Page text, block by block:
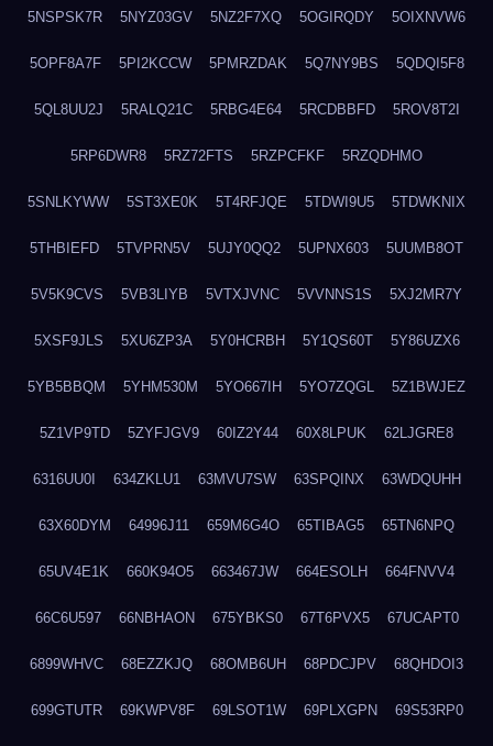
5NSPSK7R 5NYZ03GV 5NZ2F7XQ 5OGIRQDY 5OIXNVW6
5OPF8A7F 5PI2KCCW 5PMRZDAK 5Q7NY9BS 5QDQI5F8
5QL8UU2J 5RALQ21C 5RBG4E64 5RCDBBFD 5ROV8T2I
5RP6DWR8 5RZ72FTS 5RZPCFKF 5RZQDHMO
5SNLKYWW 5ST3XE0K 5T4RFJQE 5TDWI9U5 5TDWKNIX
5THBIEFD 5TVPRN5V 5UJY0QQ2 5UPNX603 5UUMB8OT
5V5K9CVS 5VB3LIYB 5VTXJVNC 5VVNNS1S 5XJ2MR7Y
5XSF9JLS 5XU6ZP3A 5Y0HCRBH 5Y1QS60T 5Y86UZX6
5YB5BBQM 5YHM530M 5YO667IH 5YO7ZQGL 5Z1BWJEZ
5Z1VP9TD 5ZYFJGV9 60IZ2Y44 60X8LPUK 62LJGRE8
6316UU0I 634ZKLU1 63MVU7SW 63SPQINX 63WDQUHH
63X60DYM 64996J11 659M6G4O 65TIBAG5 65TN6NPQ
65UV4E1K 660K94O5 663467JW 664ESOLH 664FNVV4
66C6U597 66NBHAON 675YBKS0 67T6PVX5 67UCAPT0
6899WHVC 68EZZKJQ 68OMB6UH 68PDCJPV 68QHDOI3
699GTUTR 69KWPV8F 69LSOT1W 69PLXGPN 69S53RP0